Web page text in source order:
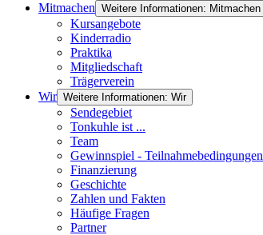
Mitmachen Weitere Informationen: Mitmachen
Kursangebote
Kinderradio
Praktika
Mitgliedschaft
Trägerverein
Wir Weitere Informationen: Wir
Sendegebiet
Tonkuhle ist ...
Team
Gewinnspiel - Teilnahmebedingungen
Finanzierung
Geschichte
Zahlen und Fakten
Häufige Fragen
Partner